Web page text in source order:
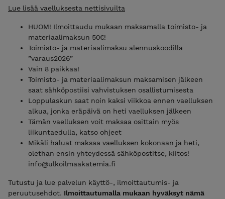
Lue lisää vaelluksesta nettisivuilta
HUOM! Ilmoittaudu mukaan maksamalla toimisto- ja
materiaalimaksun 50€!
Toimisto- ja materiaalimaksu alennuskoodilla
”varaus2026”
Vain 8 paikkaa!
Toimisto- ja materiaalimaksun maksamisen jälkeen
saat sähköpostiisi vahvistuksen osallistumisesta
Loppulaskun saat noin kaksi viikkoa ennen vaelluksen
alkua, jonka eräpäivä on heti vaelluksen jälkeen
Tämän vaelluksen voit maksaa osittain myös
liikuntaedulla, katso ohjeet
Mikäli haluat maksaa vaelluksen kokonaan ja heti,
olethan ensin yhteydessä sähköpostitse, kiitos!
info@ulkoilmaakatemia.fi
Tutustu ja lue palvelun käyttö-, ilmoittautumis- ja
peruutusehdot. Ilmoittautumalla mukaan hyväksyt nämä